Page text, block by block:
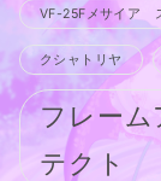
VF-25Fメサイア
クシャトリヤ
フレー
テクト